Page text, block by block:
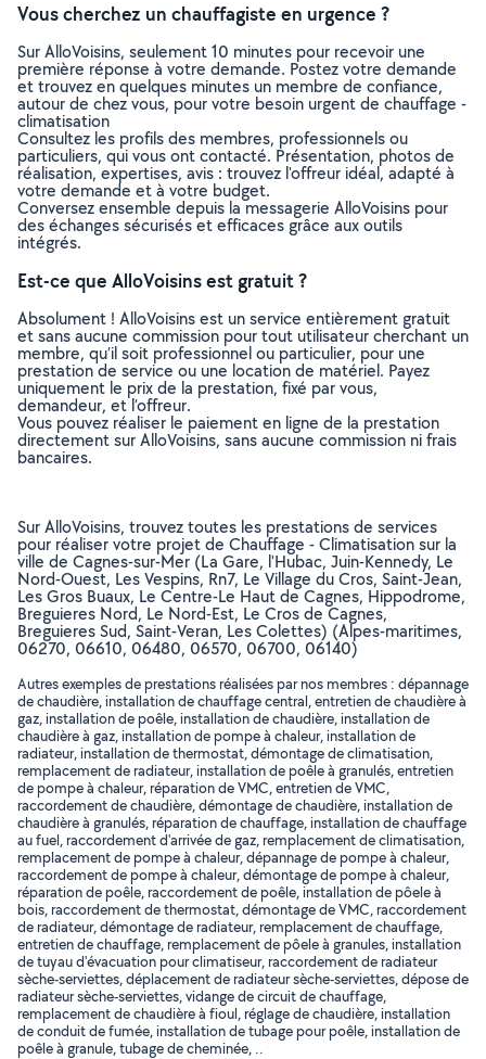
Vous cherchez un chauffagiste en urgence ?
Sur AlloVoisins, seulement 10 minutes pour recevoir une
première réponse à votre demande. Postez votre demande
et trouvez en quelques minutes un membre de confiance,
autour de chez vous, pour votre besoin urgent de chauffage -
climatisation
Consultez les profils des membres, professionnels ou
particuliers, qui vous ont contacté. Présentation, photos de
réalisation, expertises, avis : trouvez l'offreur idéal, adapté à
votre demande et à votre budget.
Conversez ensemble depuis la messagerie AlloVoisins pour
des échanges sécurisés et efficaces grâce aux outils
intégrés.
Est-ce que AlloVoisins est gratuit ?
Absolument ! AlloVoisins est un service entièrement gratuit
et sans aucune commission pour tout utilisateur cherchant un
membre, qu’il soit professionnel ou particulier, pour une
prestation de service ou une location de matériel. Payez
uniquement le prix de la prestation, fixé par vous,
demandeur, et l’offreur.
Vous pouvez réaliser le paiement en ligne de la prestation
directement sur AlloVoisins, sans aucune commission ni frais
bancaires.
Sur AlloVoisins, trouvez toutes les prestations de services
pour réaliser votre projet de Chauffage - Climatisation sur la
ville de Cagnes-sur-Mer (La Gare, l'Hubac, Juin-Kennedy, Le
Nord-Ouest, Les Vespins, Rn7, Le Village du Cros, Saint-Jean,
Les Gros Buaux, Le Centre-Le Haut de Cagnes, Hippodrome,
Breguieres Nord, Le Nord-Est, Le Cros de Cagnes,
Breguieres Sud, Saint-Veran, Les Colettes) (Alpes-maritimes,
06270, 06610, 06480, 06570, 06700, 06140)
Autres exemples de prestations réalisées par nos membres : dépannage
de chaudière, installation de chauffage central, entretien de chaudière à
gaz, installation de poêle, installation de chaudière, installation de
chaudière à gaz, installation de pompe à chaleur, installation de
radiateur, installation de thermostat, démontage de climatisation,
remplacement de radiateur, installation de poêle à granulés, entretien
de pompe à chaleur, réparation de VMC, entretien de VMC,
raccordement de chaudière, démontage de chaudière, installation de
chaudière à granulés, réparation de chauffage, installation de chauffage
au fuel, raccordement d'arrivée de gaz, remplacement de climatisation,
remplacement de pompe à chaleur, dépannage de pompe à chaleur,
raccordement de pompe à chaleur, démontage de pompe à chaleur,
réparation de poêle, raccordement de poêle, installation de pôele à
bois, raccordement de thermostat, démontage de VMC, raccordement
de radiateur, démontage de radiateur, remplacement de chauffage,
entretien de chauffage, remplacement de pôele à granules, installation
de tuyau d'évacuation pour climatiseur, raccordement de radiateur
sèche-serviettes, déplacement de radiateur sèche-serviettes, dépose de
radiateur sèche-serviettes, vidange de circuit de chauffage,
remplacement de chaudière à fioul, réglage de chaudière, installation
de conduit de fumée, installation de tubage pour poêle, installation de
poêle à granule, tubage de cheminée, ..